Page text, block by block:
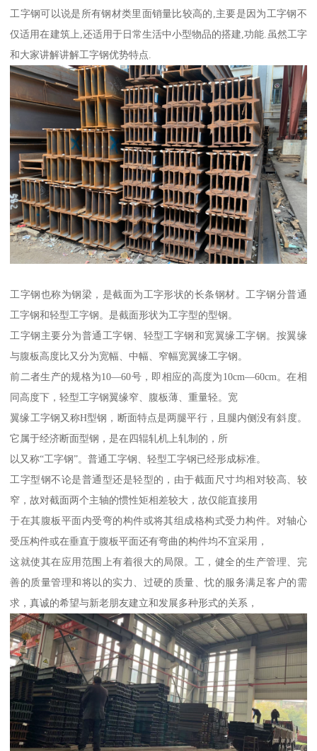
工字钢可以说是所有钢材类里面销量比较高的,主要是因为工字钢不
仅适用在建筑上,还适用于日常生活中小型物品的搭建,功能.虽然工字
和大家讲解讲解工字钢优势特点.
工字钢也称为钢梁，是截面为工字形状的长条钢材。工字钢分普通
工字钢和轻型工字钢。是截面形状为工字型的型钢。
工字钢主要分为普通工字钢、轻型工字钢和宽翼缘工字钢。按翼缘
与腹板高度比又分为宽幅、中幅、窄幅宽翼缘工字钢。
前二者生产的规格为10—60号，即相应的高度为10cm—60cm。在相
同高度下，轻型工字钢翼缘窄、腹板薄、重量轻。宽
翼缘工字钢又称H型钢，断面特点是两腿平行，且腿内侧没有斜度。
它属于经济断面型钢，是在四辊轧机上轧制的，所
以又称“工字钢”。普通工字钢、轻型工字钢已经形成标准。
工字型钢不论是普通型还是轻型的，由于截面尺寸均相对较高、较
窄，故对截面两个主轴的惯性矩相差较大，故仅能直接用
于在其腹板平面内受弯的构件或将其组成格构式受力构件。对轴心
受压构件或在垂直于腹板平面还有弯曲的构件均不宜采用，
这就使其在应用范围上有着很大的局限。工，健全的生产管理、完
善的质量管理和将以的实力、过硬的质量、忱的服务满足客户的需
求，真诚的希望与新老朋友建立和发展多种形式的关系，